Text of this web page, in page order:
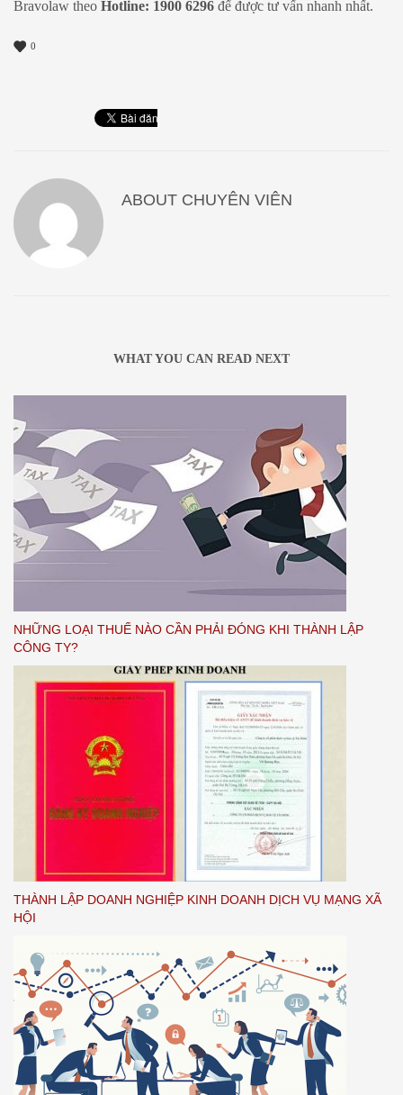
Bravolaw theo Hotline: 1900 6296 để được tư vấn nhanh nhất.
0
ABOUT CHUYÊN VIÊN
WHAT YOU CAN READ NEXT
NHỮNG LOẠI THUẾ NÀO CẦN PHẢI ĐÓNG KHI THÀNH LẬP
CÔNG TY?
THÀNH LẬP DOANH NGHIỆP KINH DOANH DỊCH VỤ MẠNG XÃ
HỘI